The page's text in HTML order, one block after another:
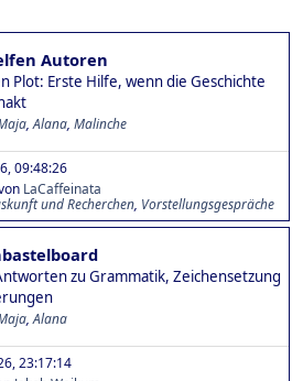
Autoren
Plot: Erste Hilfe, wenn die Geschichte
,Alana, Malinche
09:48:26
LaCaffeinata
und Recherchen Vorstellungsgespräche
zu Grammatik, Zeichensetzung
,Alana
23:17:14